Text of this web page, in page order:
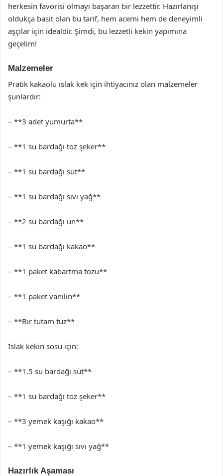
herkesin favorisi olmayı başaran bir lezzettir. Hazırlanışı
oldukça basit olan bu tarif, hem acemi hem de deneyimli
aşçılar için idealdir. Şimdi, bu lezzetli kekin yapımına
geçelim!
Malzemeler
Pratik kakaolu ıslak kek için ihtiyacınız olan malzemeler
şunlardır:
– **3 adet yumurta**
– **1 su bardağı toz şeker**
– **1 su bardağı süt**
– **1 su bardağı sıvı yağ**
– **2 su bardağı un**
– **1 su bardağı kakao**
– **1 paket kabartma tozu**
– **1 paket vanilin**
– **Bir tutam tuz**
Islak kekin sosu için:
– **1.5 su bardağı süt**
– **1 su bardağı toz şeker**
– **3 yemek kaşığı kakao**
– **1 yemek kaşığı sıvı yağ**
Hazırlık Aşaması